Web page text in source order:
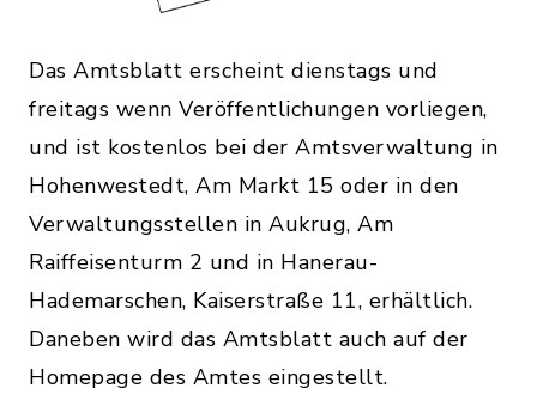
Das Amtsblatt erscheint dienstags und
freitags wenn Veröffentlichungen vorliegen,
und ist kostenlos bei der Amtsverwaltung in
Hohenwestedt, Am Markt 15 oder in den
Verwaltungsstellen in Aukrug, Am
Raiffeisenturm 2 und in Hanerau-
Hademarschen, Kaiserstraße 11, erhältlich.
Daneben wird das Amtsblatt auch auf der
Homepage des Amtes eingestellt.